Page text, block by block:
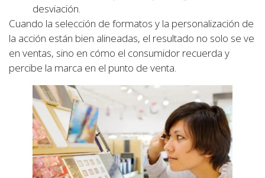
desviación.
Cuando la selección de formatos y la personalización de
la acción están bien alineadas, el resultado no solo se ve
en ventas, sino en cómo el consumidor recuerda y
percibe la marca en el punto de venta.